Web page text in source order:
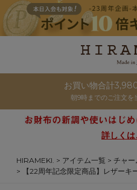
お買い物合計
朝9時までのご注文を
詳しくは
HIRAMEKI. アイテム一覧
チャー
【22周年記念限定商品】レザーキ